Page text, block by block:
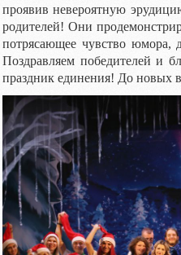
проявив невероятную
родителей! Они
потрясающее чувство юмора,
Поздравляем победителей и
праздник единения! До новых